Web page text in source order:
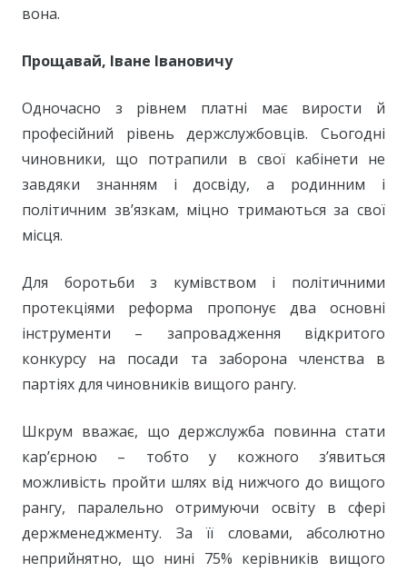
вона.
Прощавай, Іване Івановичу
Одночасно з рівнем платні має вирости й
професійний рівень держслужбовців. Сьогодні
чиновники, що потрапили в свої кабінети не
завдяки знанням і досвіду, а родинним і
політичним зв’язкам, міцно тримаються за свої
місця.
Для боротьби з кумівством і політичними
протекціями реформа пропонує два основні
інструменти – запровадження відкритого
конкурсу на посади та заборона членства в
партіях для чиновників вищого рангу.
Шкрум вважає, що держслужба повинна стати
кар’єрною – тобто у кожного з’явиться
можливість пройти шлях від нижчого до вищого
рангу, паралельно отримуючи освіту в сфері
держменеджменту. За її словами, абсолютно
неприйнятно, що нині 75% керівників вищого